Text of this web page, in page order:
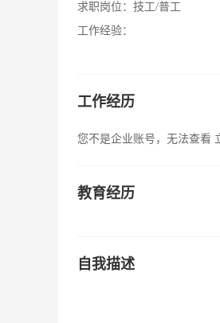
求职岗位： 技工/普工
工作经验：
工作经历
您不是企业账号，无法查看
教育经历
自我描述